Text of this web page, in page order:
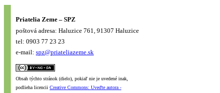
Priatelia Zeme – SPZ
poštová adresa: Haluzice 761, 91307 Haluzice
tel: 0903 77 23 23
e-mail: spz@priateliazeme.sk
Obsah týchto stránok (dielo), pokiaľ nie je uvedené inak,
podlieha licencii Creative Commons: Uveďte autora -